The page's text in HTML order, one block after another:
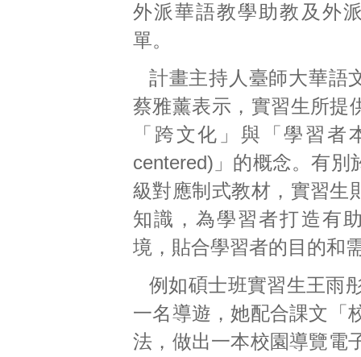
外派華語教學助教及外
單。
計畫主持人臺師大華語
蔡雅薰表示，實習生所提
「跨文化」與「學習者
centered)」的概念。有別
級對應制式教材，實習生
知識，為學習者打造有
境，貼合學習者的目的和
例如碩士班實習生王雨
一名導遊，她配合課文「
法，做出一本校園導覽電